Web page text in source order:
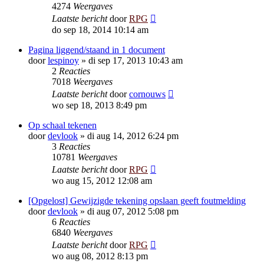
4274 Weergaves
Laatste berichtdoorRPG
do sep 18, 2014 10:14 am
Pagina liggend/staand in 1 document
doorlespinoy » di sep 17, 2013 10:43 am
2 Reacties
7018 Weergaves
Laatste berichtdoorcornouws
wo sep 18, 2013 8:49 pm
Op schaal tekenen
doordevlook » di aug 14, 2012 6:24 pm
3 Reacties
10781 Weergaves
Laatste berichtdoorRPG
wo aug 15, 2012 12:08 am
[Opgelost] Gewijzigde tekening opslaan geeft foutmelding
doordevlook » di aug 07, 2012 5:08 pm
6 Reacties
6840 Weergaves
Laatste berichtdoorRPG
wo aug 08, 2012 8:13 pm